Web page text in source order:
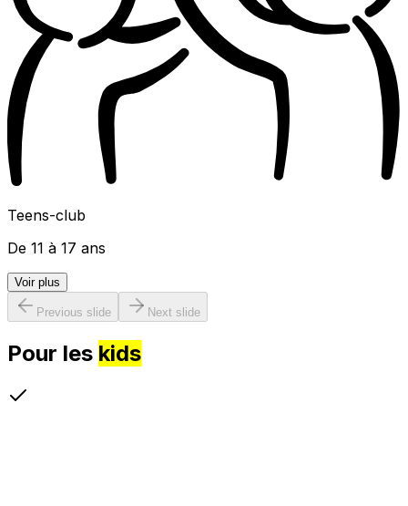
Teens-club
De 11 à 17 ans
Voir plus
Previous slide Next slide
Pour les kids